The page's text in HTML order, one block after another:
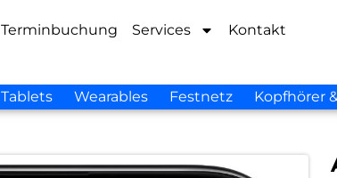
Terminbuchung Services
Kontakt
Tablets Wearables Festnetz Kopfhörer